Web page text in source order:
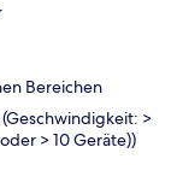
Bereichen
>
> 10 Geräte))